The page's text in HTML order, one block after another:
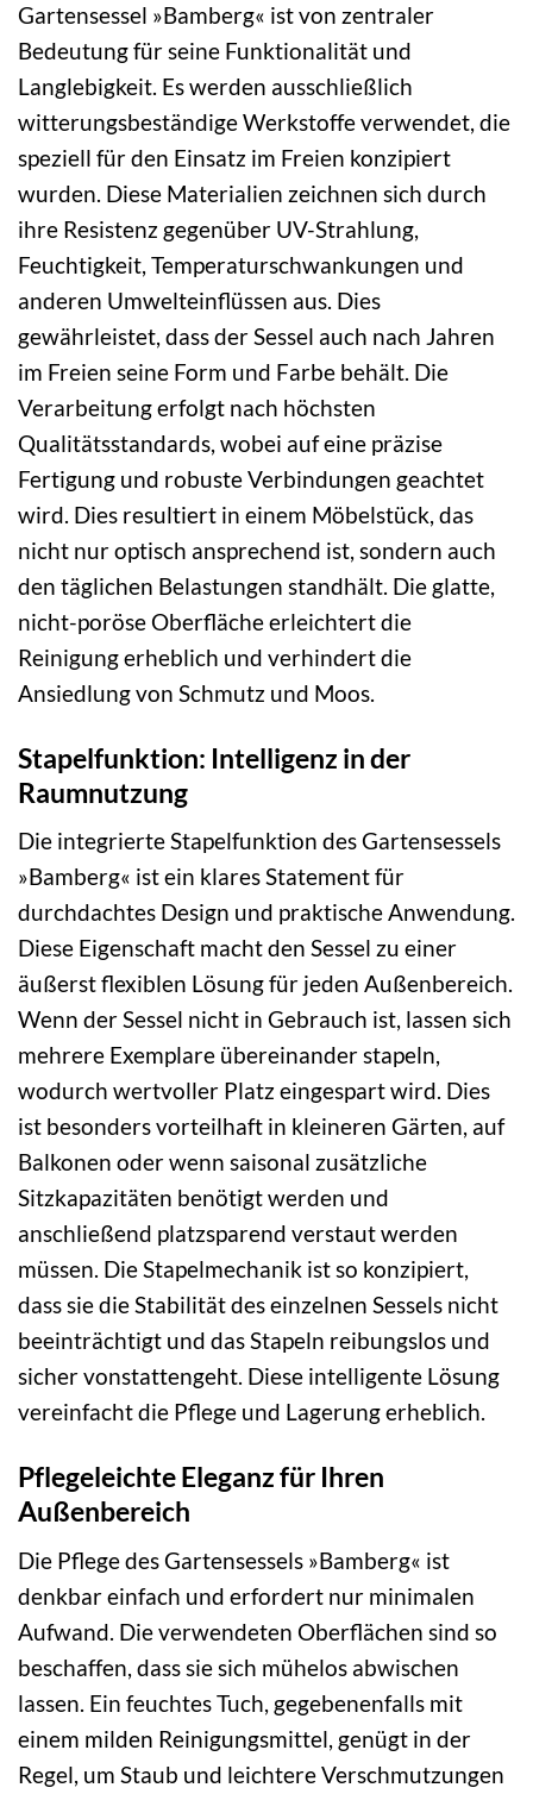
Gartensessel »Bamberg« ist von zentraler
Bedeutung für seine Funktionalität und
Langlebigkeit. Es werden ausschließlich
witterungsbeständige Werkstoffe verwendet, die
speziell für den Einsatz im Freien konzipiert
wurden. Diese Materialien zeichnen sich durch
ihre Resistenz gegenüber UV-Strahlung,
Feuchtigkeit, Temperaturschwankungen und
anderen Umwelteinflüssen aus. Dies
gewährleistet, dass der Sessel auch nach Jahren
im Freien seine Form und Farbe behält. Die
Verarbeitung erfolgt nach höchsten
Qualitätsstandards, wobei auf eine präzise
Fertigung und robuste Verbindungen geachtet
wird. Dies resultiert in einem Möbelstück, das
nicht nur optisch ansprechend ist, sondern auch
den täglichen Belastungen standhält. Die glatte,
nicht-poröse Oberfläche erleichtert die
Reinigung erheblich und verhindert die
Ansiedlung von Schmutz und Moos.
Stapelfunktion: Intelligenz in der
Raumnutzung
Die integrierte Stapelfunktion des Gartensessels
»Bamberg« ist ein klares Statement für
durchdachtes Design und praktische Anwendung.
Diese Eigenschaft macht den Sessel zu einer
äußerst flexiblen Lösung für jeden Außenbereich.
Wenn der Sessel nicht in Gebrauch ist, lassen sich
mehrere Exemplare übereinander stapeln,
wodurch wertvoller Platz eingespart wird. Dies
ist besonders vorteilhaft in kleineren Gärten, auf
Balkonen oder wenn saisonal zusätzliche
Sitzkapazitäten benötigt werden und
anschließend platzsparend verstaut werden
müssen. Die Stapelmechanik ist so konzipiert,
dass sie die Stabilität des einzelnen Sessels nicht
beeinträchtigt und das Stapeln reibungslos und
sicher vonstattengeht. Diese intelligente Lösung
vereinfacht die Pflege und Lagerung erheblich.
Pflegeleichte Eleganz für Ihren
Außenbereich
Die Pflege des Gartensessels »Bamberg« ist
denkbar einfach und erfordert nur minimalen
Aufwand. Die verwendeten Oberflächen sind so
beschaffen, dass sie sich mühelos abwischen
lassen. Ein feuchtes Tuch, gegebenenfalls mit
einem milden Reinigungsmittel, genügt in der
Regel, um Staub und leichtere Verschmutzungen